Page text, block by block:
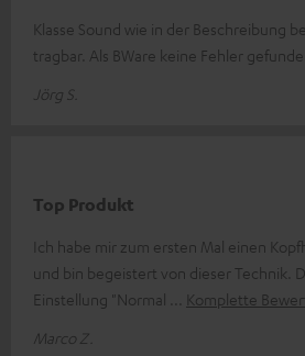
Klasse Sound wie in der Beschreibung
tragbar. Als BWare keine Fehler
Jörg S.
Top Produkt
Ich habe mir zum ersten Mal einen
und bin begeistert von dieser Technik.
Einstellung "Normal
Komplette
Marco Z.